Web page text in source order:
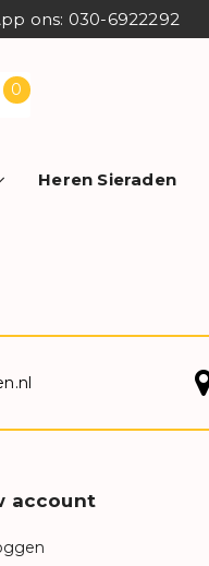
ons: 030-6922292
0
Heren Sieraden
account